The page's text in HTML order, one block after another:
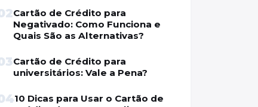
Cartão de Crédito para
Negativado: Como Funciona e
Quais São as Alternativas?
Cartão de Crédito para
universitários: Vale a Pena?
10 Dicas para Usar o Cartão de